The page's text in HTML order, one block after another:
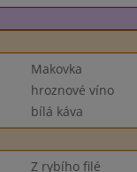
Makovka
hroznové víno
bílá káva
Z rybího filé